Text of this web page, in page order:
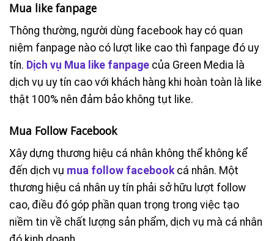
Mua like fanpage
Thông thường, người dùng facebook hay có quan
niệm fanpage nào có lượt like cao thì fanpage đó uy
tín. Dịch vụ Mua like fanpage của Green Media là
dịch vụ uy tín cao với khách hàng khi hoàn toàn là like
thật 100% nên đảm bảo không tụt like.
Mua Follow Facebook
Xây dựng thương hiệu cá nhân không thể không kể
đến dịch vụ mua follow facebook cá nhân. Một
thương hiệu cá nhân uy tín phải sở hữu lượt follow
cao, điều đó góp phần quan trọng trong việc tạo
niềm tin về chất lượng sản phẩm, dịch vụ mà cá nhân